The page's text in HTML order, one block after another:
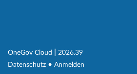
OneGov Cloud (External Link)
2026.39
Datenschutz (External Link)
Anmelden